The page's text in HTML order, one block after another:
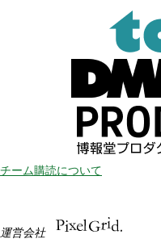
チーム購読について
運営会社